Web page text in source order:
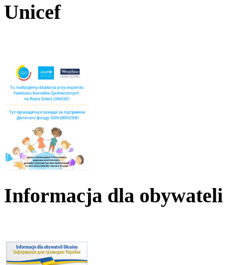
Unicef
Informacja dla